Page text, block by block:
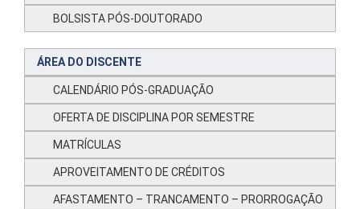
BOLSISTA PÓS-DOUTORADO
ÁREA DO DISCENTE
CALENDÁRIO PÓS-GRADUAÇÃO
OFERTA DE DISCIPLINA POR SEMESTRE
MATRÍCULAS
APROVEITAMENTO DE CRÉDITOS
AFASTAMENTO – TRANCAMENTO – PRORROGAÇÃO